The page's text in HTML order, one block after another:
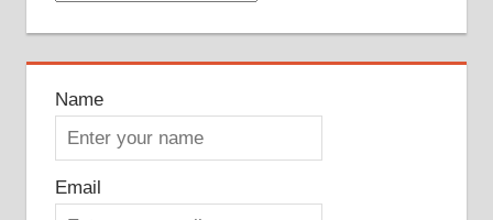
Name
Email